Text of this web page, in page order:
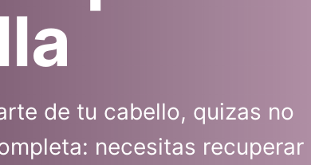
de tu cabello, quizas no
necesitas recuperar